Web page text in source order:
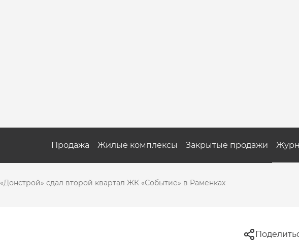
Продажа Жилые комплексы Закрытые продажи
«Донстрой» сдал второй квартал ЖК «Событие» в Раменках